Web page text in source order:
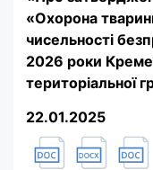
«Охорона
чисельності
2026 роки
територіальної
22.01.2025